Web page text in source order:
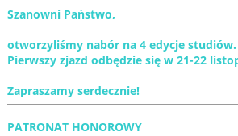
Szanowni Państwo,
otworzyliśmy nabór na 4 edycje studiów.
Pierwszy zjazd odbędzie się w 21-22
Zapraszamy serdecznie!
PATRONAT HONOROWY